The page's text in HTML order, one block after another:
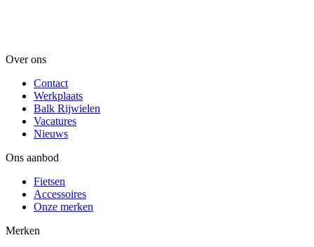
Over ons
Contact
Werkplaats
Balk Rijwielen
Vacatures
Nieuws
Ons aanbod
Fietsen
Accessoires
Onze merken
Merken